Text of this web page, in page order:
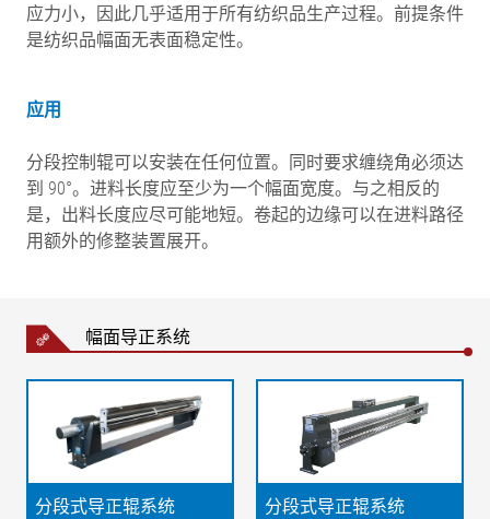
应力小，因此几乎适用于所有纺织品生产过程。前提条件
是纺织品幅面无表面稳定性。
应用
分段控制辊可以安装在任何位置。同时要求缠绕角必须达
到 90°。进料长度应至少为一个幅面宽度。与之相反的
是，出料长度应尽可能地短。卷起的边缘可以在进料路径
用额外的修整装置展开。
幅面导正系统
分段式导正辊系统
分段式导正辊系统